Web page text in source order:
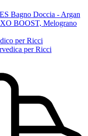
Bagno Doccia - Argan
BOOST, Melograno
per Ricci
per Ricci